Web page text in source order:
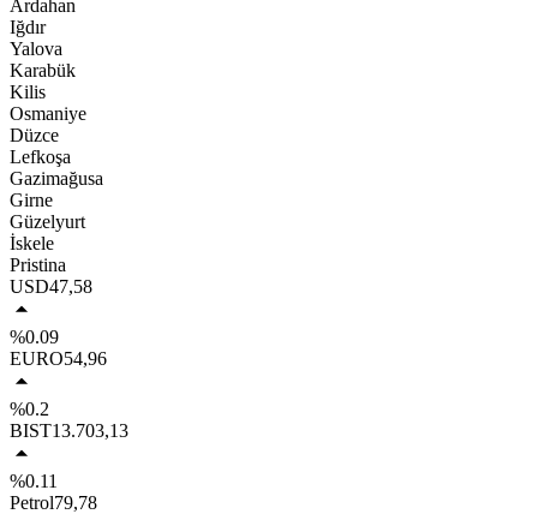
Ardahan
Iğdır
Yalova
Karabük
Kilis
Osmaniye
Düzce
Lefkoşa
Gazimağusa
Girne
Güzelyurt
İskele
Pristina
USD47,58
%0.09
EURO54,96
%0.2
BIST13.703,13
%0.11
Petrol79,78